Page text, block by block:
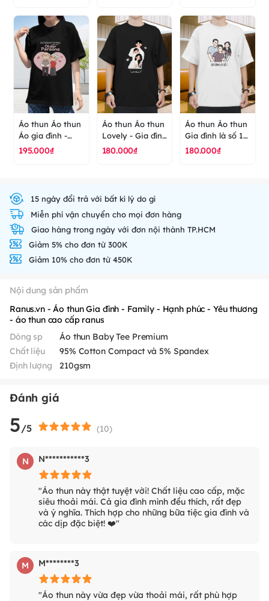
cao cấp ranus
Áo thun Áo thun
Áo gia đình -
older persons -
195.000₫
Áo thun Áo thun
Lovely - Gia đình
- Family - Hạnh
180.000₫
Áo thun Áo thun
Gia đình là số 1 -
Family - Hạnh
180.000₫
15 ngày đổi trả với bất kì lý do gì
Miễn phí vận chuyển cho mọi đơn hàng
Giao hàng trong ngày với đơn nội thành TP.HCM
Giảm 5% cho đơn từ 300K
Giảm 10% cho đơn từ 450K
Nội dung sản phẩm
Ranus.vn - Áo thun Gia đình - Family - Hạnh phúc - Yêu thương
- áo thun cao cấp ranus
Dòng sp
Áo thun Baby Tee Premium
Chất liệu
95% Cotton Compact và 5% Spandex
Định lượng
210gsm
Đánh giá
5/5 (10)
N N***********3
"Áo thun này thật tuyệt vời! Chất liệu cao cấp, mặc
siêu thoải mái. Cả gia đình mình đều thích, rất đẹp
và ý nghĩa. Thích hợp cho những bữa tiệc gia đình và
các dịp đặc biệt! ❤️"
M M********3
"Áo thun này vừa đẹp vừa thoải mái, rất phù hợp